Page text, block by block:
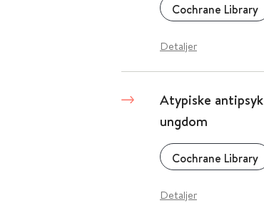
Cochrane Library
Detaljer
Atypiske
ungdom
Cochrane Library
Detaljer